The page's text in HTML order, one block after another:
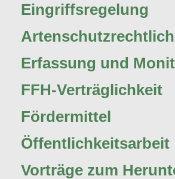
Eingriffsregelung
Erfassung und
FFH-Verträglichkeit
Fördermittel
Öffentlichkeitsarbeit
Vorträge zum